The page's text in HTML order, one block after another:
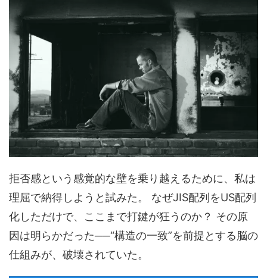
拒否感という感覚的な壁を乗り越えるために、私は
理屈で納得しようと試みた。 なぜJIS配列をUS配列
化しただけで、ここまで打鍵が狂うのか？ その原
因は明らかだった──“構造の一致”を前提とする脳の
仕組みが、破壊されていた。